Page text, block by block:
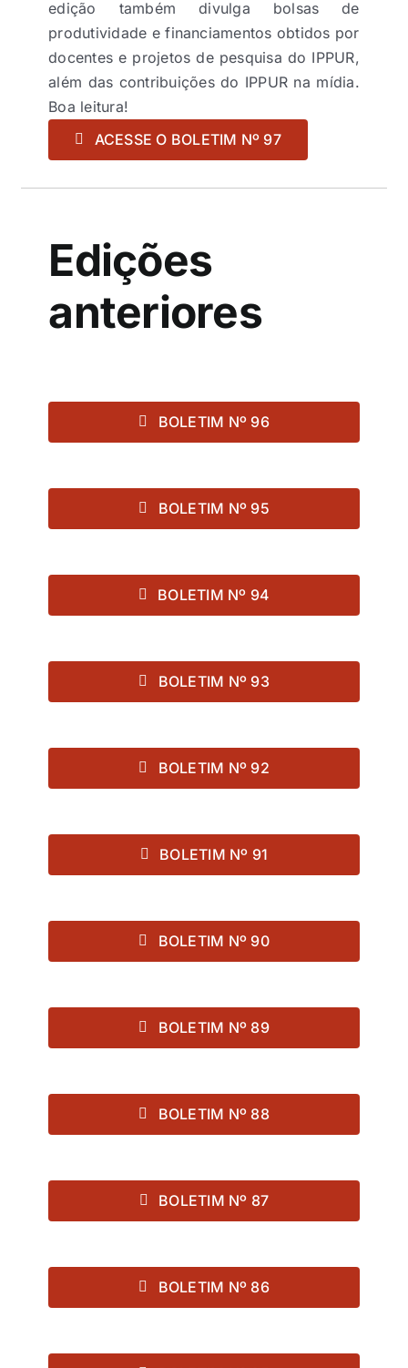
edição também divulga bolsas de
produtividade e financiamentos obtidos por
docentes e projetos de pesquisa do IPPUR,
além das contribuições do IPPUR na mídia.
Boa leitura!
ACESSE O BOLETIM Nº 97
Edições
anteriores
BOLETIM Nº 96
BOLETIM Nº 95
BOLETIM Nº 94
BOLETIM Nº 93
BOLETIM Nº 92
BOLETIM Nº 91
BOLETIM Nº 90
BOLETIM Nº 89
BOLETIM Nº 88
BOLETIM Nº 87
BOLETIM Nº 86